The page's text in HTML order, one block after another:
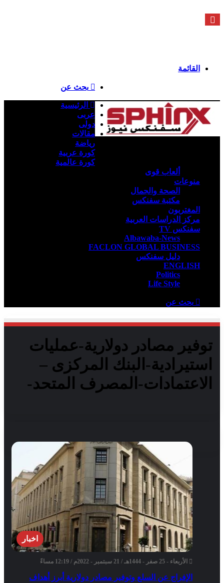
القائمة
بحث عن
الرئيسية
عربى
دولى
مقالات
رياضة
كورة عربية
كورة عالمية
ألعاب قوى
منوعات
الصحة والجمال
مكتبة سفنكس
المغتربون
مركز الدراسات العربية
سفنكس TV
Albawaba-News
FACLON GLOBAL BUSINESS
دليل سفنكس
ENGLISH
Politics
Life Style
بحث عن
توفير مصادر دولارية-عمليات
استيرادية-البنك المركزى –
الاعتمادات-المصرف المتحد-
اخبار
الأربعاء - 25 صفر - 1444هـ / 21 سبتمبر - 2022م / 12:19 مساءً
الإفراج عن السلع وتوفير مصادر دولارية أبرز أهداف